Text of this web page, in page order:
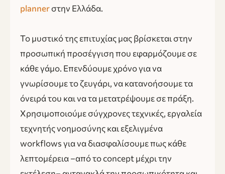
plannerστην Ελλάδα.
Το μυστικό της επιτυχίας μας βρίσκεται στην
προσωπική προσέγγιση που εφαρμόζουμε σε
κάθε γάμο. Επενδύουμε χρόνο για να
γνωρίσουμε το ζευγάρι, να κατανοήσουμε τα
όνειρά του και να τα μετατρέψουμε σε πράξη.
Χρησιμοποιούμε σύγχρονες τεχνικές, εργαλεία
τεχνητής νοημοσύνης και εξελιγμένα
workflows για να διασφαλίσουμε πως κάθε
λεπτομέρεια –από το concept μέχρι την